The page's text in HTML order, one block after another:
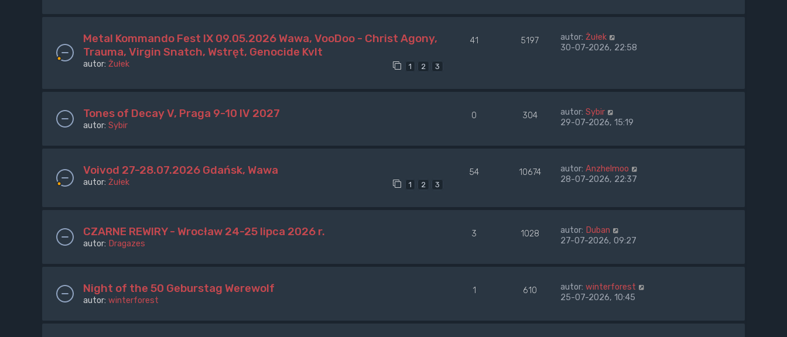
Metal Kommando Fest IX 09.05.2026 Wawa, VooDoo - Christ Agony,
Trauma, Virgin Snatch, Wstręt, Genocide Kvlt
autor: Żułek 1 2 3
41 5197 autor: Żułek
30-07-2026, 22:58
Tones of Decay V, Praga 9-10 IV 2027
autor: Sybir
0 304 autor: Sybir
29-07-2026, 15:19
Voivod 27-28.07.2026 Gdańsk, Wawa
autor: Żułek 1 2 3
54 10674 autor: Anzhelmoo
28-07-2026, 22:37
CZARNE REWIRY - Wrocław 24-25 lipca 2026 r.
autor: Dragazes
3 1028 autor: Duban
27-07-2026, 09:27
Night of the 50 Geburstag Werewolf
autor: winterforest
1 610 autor: winterforest
25-07-2026, 10:45